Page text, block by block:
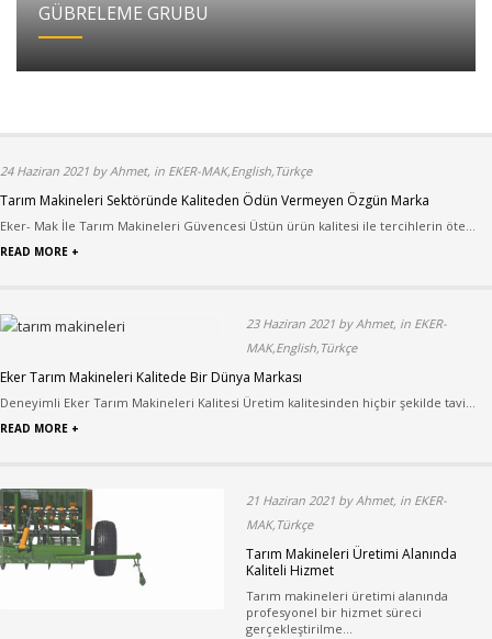
GÜBRELEME GRUBU
24 Haziran 2021 by Ahmet, in EKER-MAK,English,Türkçe
Tarım Makineleri Sektöründe Kaliteden Ödün Vermeyen Özgün Marka
Eker- Mak İle Tarım Makineleri Güvencesi Üstün ürün kalitesi ile tercihlerin öte...
READ MORE +
23 Haziran 2021 by Ahmet, in EKER-
MAK,English,Türkçe
Eker Tarım Makineleri Kalitede Bir Dünya Markası
Deneyimli Eker Tarım Makineleri Kalitesi Üretim kalitesinden hiçbir şekilde tavi...
READ MORE +
21 Haziran 2021 by Ahmet, in EKER-
MAK,Türkçe
Tarım Makineleri Üretimi Alanında
Kaliteli Hizmet
Tarım makineleri üretimi alanında
profesyonel bir hizmet süreci
gerçekleştirilme...